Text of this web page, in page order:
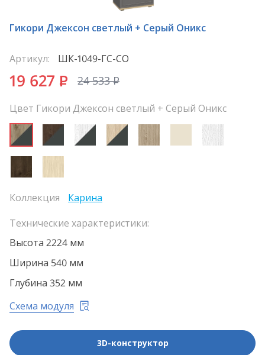
Гикори Джексон светлый + Серый Оникс
Артикул: ШК-1049-ГС-СО
19 627 P 24 533P
Цвет Гикори Джексон светлый + Серый Оникс
Коллекция
Карина
Технические характеристики:
Высота 2224 мм
Ширина 540 мм
Глубина 352 мм
Схема модуля
3D-конструктор